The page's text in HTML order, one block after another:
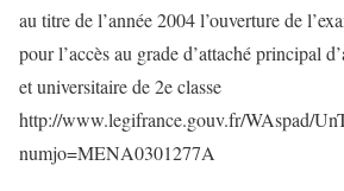
au titre de l’année 2004 l’ouverture de
pour l’accès au grade d’attaché principal
et universitaire de 2e classe
http://www.legifrance.gouv.fr/WAspad/
numjo=MENA0301277A